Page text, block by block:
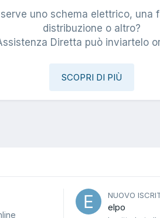
uno schema elettrico, una
distribuzione o altro?
Diretta può inviartelo
SCOPRI DI PIÙ
NUOVO
elpo